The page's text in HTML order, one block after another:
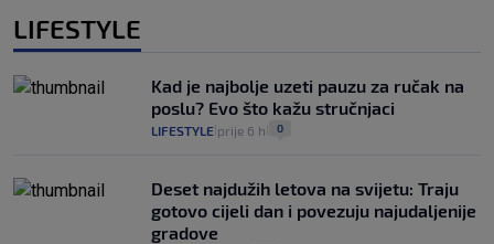
LIFESTYLE
Kad je najbolje uzeti pauzu za ručak na
poslu? Evo što kažu stručnjaci
LIFESTYLE prije 6 h 0
Deset najdužih letova na svijetu: Traju
gotovo cijeli dan i povezuju najudaljenije
gradove